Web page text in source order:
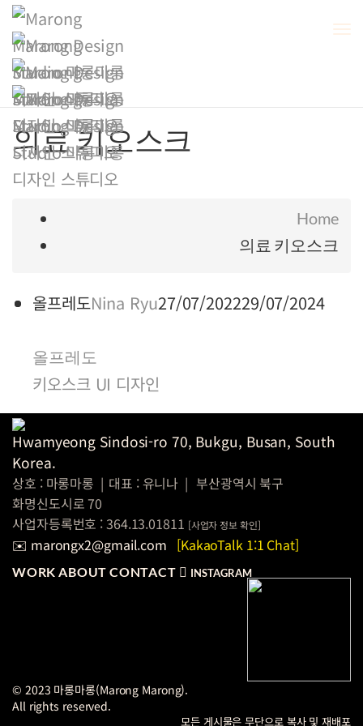
의료 키오스크
Home
의료 키오스크
올프레도Nina Ryu27/07/202229/07/2024
올프레도
키오스크 UI 디자인
Hwamyeong Sindosi-ro 70, Bukgu, Busan, South
Korea.
상호 : 마롱마롱 | 대표 : 유니나 | 부산광역시 북구
화명신도시로 70
사업자등록번호 : 364.13.01811 [사업자 정보 확인]
✉️ marongx2@gmail.com [KakaoTalk 1:1 Chat]
WORK ABOUT CONTACT INSTAGRAM
© 2023 마롱마롱(Marong Marong).
All rights reserved.
모든 게시물은 무단으로 복사 및 재배포